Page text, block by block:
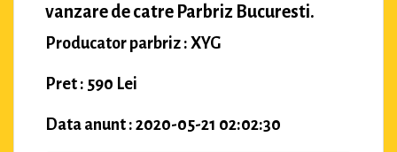
vanzare de catre Parbriz Bucuresti.
Producator parbriz : XYG
Pret : 590 Lei
Data anunt : 2020-05-21 02:02:30